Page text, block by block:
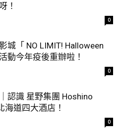
！
0
城「 NO LIMIT! Halloween
動今年疫後重辦啦！
0
認識 星野集團 Hoshino
海道四大酒店！
0